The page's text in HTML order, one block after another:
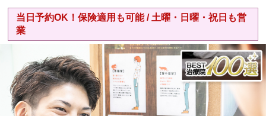
当日予約OK！保険適用も可能 / 土曜・日曜・祝日も営
業